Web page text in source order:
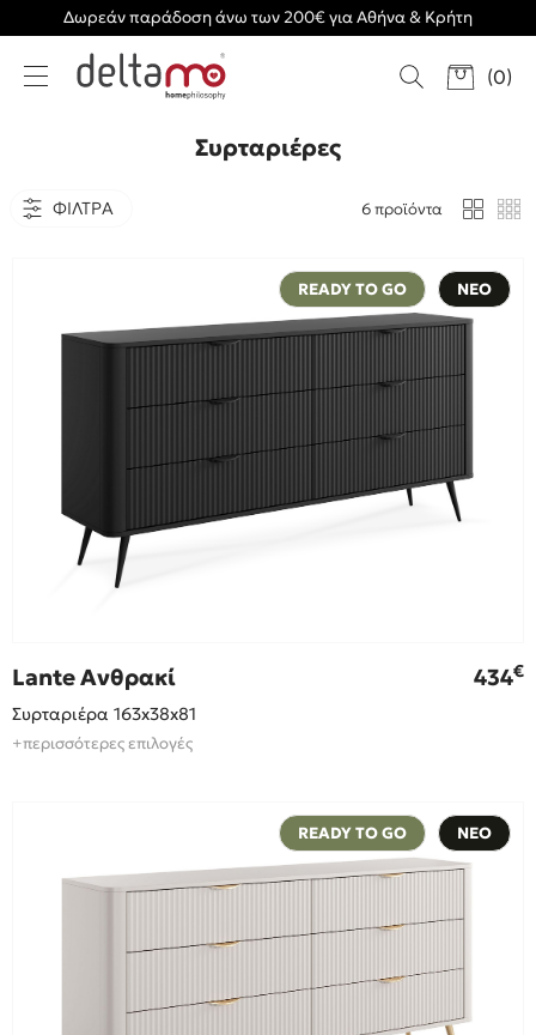
Δωρεάν παράδοση άνω των 200€ για Αθήνα & Κρήτη
(0)
Συρταριέρες
ΦΙΛΤΡΑ 6 προϊόντα
READY TO GO ΝΕΟ
Lante Ανθρακί 434€
Συρταριέρα 163x38x81
+περισσότερες επιλογές
READY TO GO ΝΕΟ